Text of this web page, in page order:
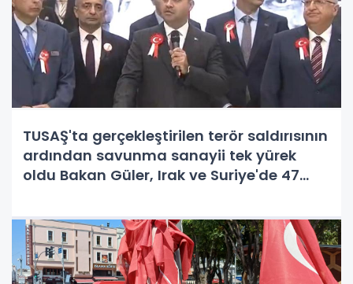
TUSAŞ'ta gerçekleştirilen terör saldırısının
ardından savunma sanayii tek yürek
oldu Bakan Güler, Irak ve Suriye'de 47